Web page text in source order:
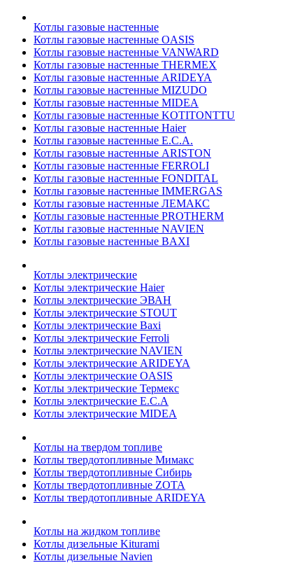
Котлы газовые настенные
Котлы газовые настенные OASIS
Котлы газовые настенные VANWARD
Котлы газовые настенные THERMEX
Котлы газовые настенные ARIDEYA
Котлы газовые настенные MIZUDO
Котлы газовые настенные MIDEA
Котлы газовые настенные KOTITONTTU
Котлы газовые настенные Haier
Котлы газовые настенные E.C.A.
Котлы газовые настенные ARISTON
Котлы газовые настенные FERROLI
Котлы газовые настенные FONDITAL
Котлы газовые настенные IMMERGAS
Котлы газовые настенные ЛЕМАКС
Котлы газовые настенные PROTHERM
Котлы газовые настенные NAVIEN
Котлы газовые настенные BAXI
Котлы электрические
Котлы электрические Haier
Котлы электрические ЭВАН
Котлы электрические STOUT
Котлы электрические Baxi
Котлы электрические Ferroli
Котлы электрические NAVIEN
Котлы электрические ARIDEYA
Котлы электрические OASIS
Котлы электрические Термекс
Котлы электрические E.C.A
Котлы электрические MIDEA
Котлы на твердом топливе
Котлы твердотопливные Мимакс
Котлы твердотопливные Сибирь
Котлы твердотопливные ZOTA
Котлы твердотопливные ARIDEYA
Котлы на жидком топливе
Котлы дизельные Kiturami
Котлы дизельные Navien